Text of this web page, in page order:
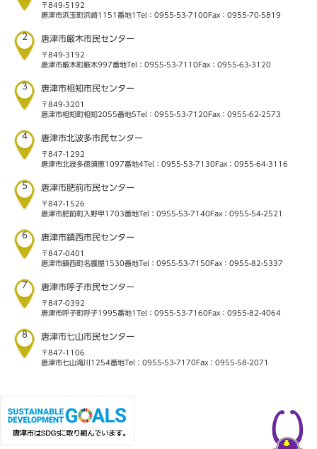
〒849-5192
唐津市浜玉町浜崎1151番地1 Tel：0955-53-7100 Fax：0955-70-5819
2 唐津市厳木市民センター
〒849-3192
唐津市厳木町厳木997番地Tel：0955-53-7110 Fax：0955-63-3120
3 唐津市相知市民センター
〒849-3201
唐津市相知町相知2055番地5Tel：0955-53-7120 Fax：0955-62-2573
4 唐津市北波多市民センター
〒847-1292
唐津市北波多徳須恵1097番地4Tel：0955-53-7130 Fax：0955-64-3116
5 唐津市肥前市民センター
〒847-1526
唐津市肥前町入野甲1703番地Tel：0955-53-7140 Fax：0955-54-2521
6 唐津市鎮西市民センター
〒847-0401
唐津市鎮西町名護屋1530番地Tel：0955-53-7150 Fax：0955-82-5337
7 唐津市呼子市民センター
〒847-0392
唐津市呼子町呼子1995番地1 Tel：0955-53-7160 Fax：0955-82-4064
8 唐津市七山市民センター
〒847-1106
唐津市七山滝川1254番地Tel：0955-53-7170 Fax：0955-58-2071